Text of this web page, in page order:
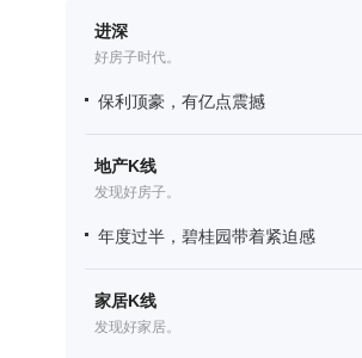
进深
好房子时代。
保利顶豪，有亿点震撼
地产K线
发现好房子。
年度过半，碧桂园带着紧迫感
家居K线
发现好家居。